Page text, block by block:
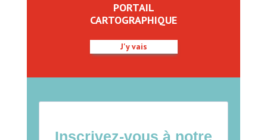
PORTAIL
CARTOGRAPHIQUE
J'y vais